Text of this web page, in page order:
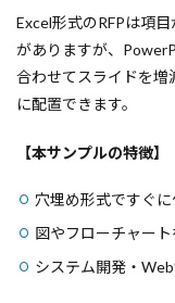
Excel形式のRFPは項
がありますが、
合わせてスライドを増
に配置できます。
【本サンプルの特徴】
穴埋め形式ですぐ
図やフローチャー
システム開発・